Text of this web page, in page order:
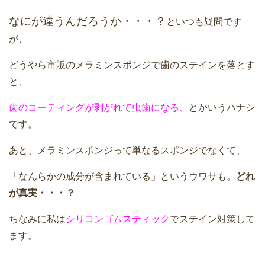
なにが違うんだろうか・・・？ といつも疑問です
が、
どうやら市販のメラミンスポンジで歯のステインを落とす
と、
歯のコーティングが剥がれて虫歯になる、
とかいうハナシ
です。
あと、メラミンスポンジって単なるスポンジでなくて、
「なんらかの成分が含まれている」というウワサも。
どれ
が真実・・・？
ちなみに私はシリコンゴムスティックでステイン対策して
ます。